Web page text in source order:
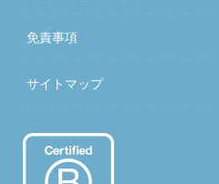
免責事項
サイトマップ